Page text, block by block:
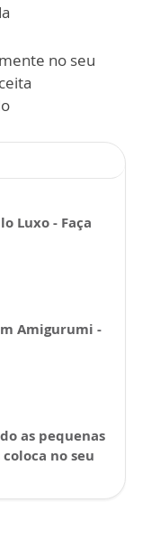
no seu
Luxo - Faça
Amigurumi -
as pequenas
no seu